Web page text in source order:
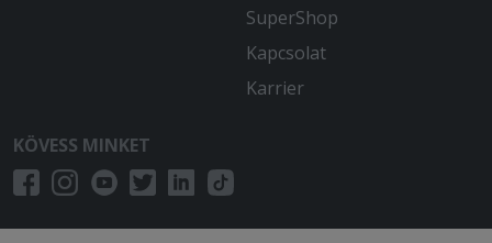
SuperShop
Kapcsolat
Karrier
KÖVESS MINKET